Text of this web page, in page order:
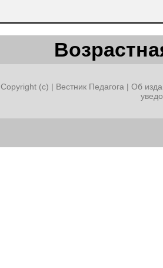
Copyright (c) | Вестник Педагога | Об